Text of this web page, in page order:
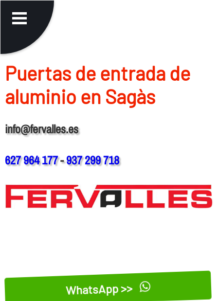
Puertas de entrada de
aluminio en Sagàs
info@fervalles.es
627 964 177-937 299 718
WhatsApp >>